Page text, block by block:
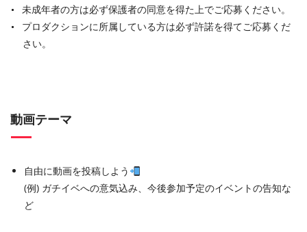
未成年者の方は必ず保護者の同意を得た上でご応募ください。
プロダクションに所属している方は必ず許諾を得てご応募くだ
さい。
動画テーマ
自由に動画を投稿しよう
(例) ガチイベへの意気込み、今後参加予定のイベントの告知な
ど